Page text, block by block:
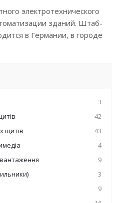
электротехнического
зданий. Штаб-
в Германии, в городе
3
42
щитів
43
4
9
3
9